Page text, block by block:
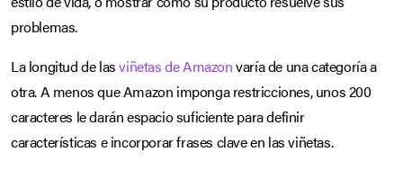
problemas.
La longitud de lasviñetas de Amazonvaría de una categoría a
otra. A menos que Amazon imponga restricciones, unos 200
caracteres le darán espacio suficiente para definir
características e incorporar frases clave en las viñetas.